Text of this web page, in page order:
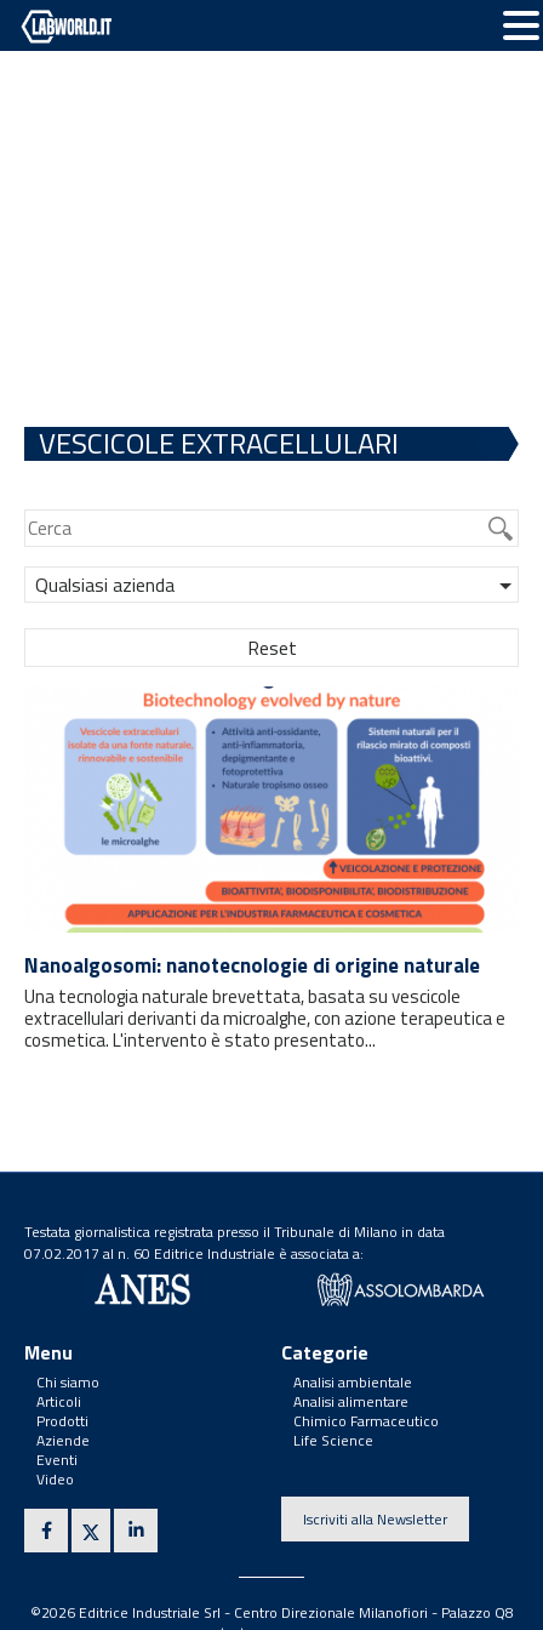
VESCICOLE EXTRACELLULARI
DERIVATE DA MICROALGHE
Qualsiasi azienda
Reset
Nanoalgosomi: nanotecnologie di origine naturale
Una tecnologia naturale brevettata, basata su vescicole
extracellulari derivanti da microalghe, con azione terapeutica e
cosmetica. L'intervento è stato presentato...
Testata giornalistica registrata presso il Tribunale di Milano in data
07.02.2017 al n. 60 Editrice Industriale è associata a:
Menu
Chi siamo
Articoli
Prodotti
Aziende
Eventi
Video
Categorie
Analisi ambientale
Analisi alimentare
Chimico Farmaceutico
Life Science
Iscriviti alla Newsletter
©2026 Editrice Industriale Srl - Centro Direzionale Milanofiori - Palazzo Q8